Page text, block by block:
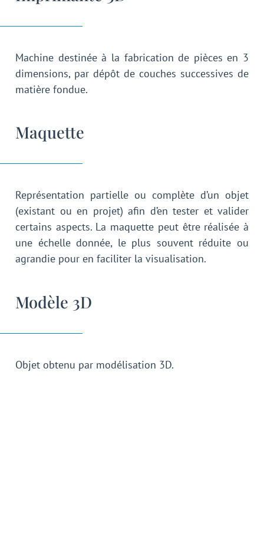
Machine destinée à la fabrication de pièces en 3
dimensions, par dépôt de couches successives de
matière fondue.
Maquette
Représentation partielle ou complète d’un objet
(existant ou en projet) afin d’en tester et valider
certains aspects. La maquette peut être réalisée à
une échelle donnée, le plus souvent réduite ou
agrandie pour en faciliter la visualisation.
Modèle 3D
Objet obtenu par modélisation 3D.